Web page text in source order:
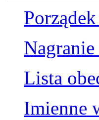
Lista
Imienne